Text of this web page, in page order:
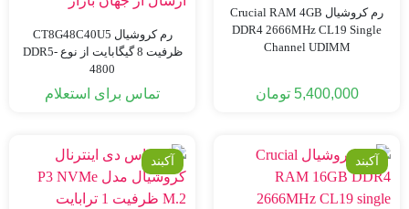
رم کروشیال Crucial RAM 4GB
DDR4 2666MHz CL19 Single
Channel UDIMM
5,400,000 تومان
رم کروشیال CT8G48C40U5
ظرفیت 8 گیگابایت از نوع DDR5-
4800
تماس برای استعلام
آکبند آکبند